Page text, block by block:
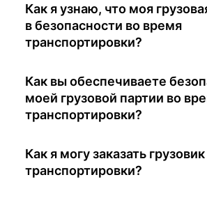
Как я узнаю, что моя
в безопасности во время
транспортировки?
Как вы обеспечиваете
моей грузовой партии во
транспортировки?
Как я могу заказать
транспортировки?